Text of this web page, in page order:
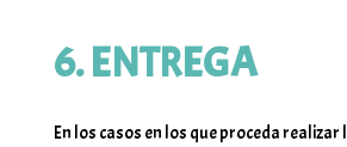
6. ENTREGA
En los casos en los que proceda